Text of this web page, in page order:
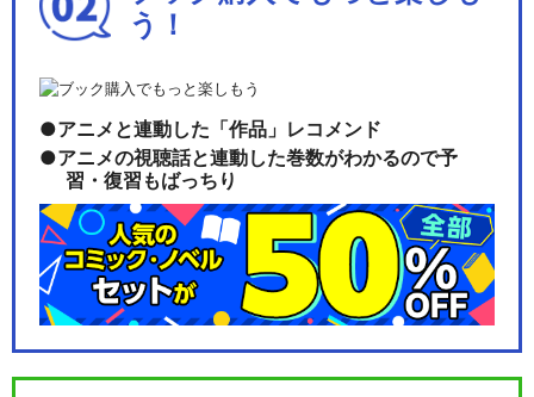
う！
アニメと連動した「作品」レコメンド
アニメの視聴話と連動した巻数がわかるので予
習・復習もばっちり